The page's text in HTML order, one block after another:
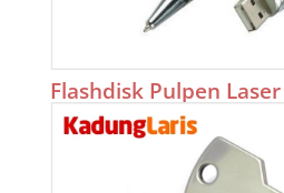
Flashdisk Pulpen